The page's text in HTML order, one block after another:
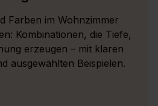
Farben im Wohnzimmer
Kombinationen, die Tiefe,
erzeugen – mit klaren
ausgewählten Beispielen.